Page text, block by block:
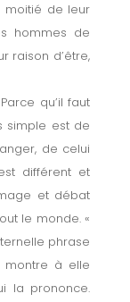
moitié de leur
hommes de
raison d’être,
qu’il faut
simple est de
de celui
différent et
et débat
le monde. «
phrase
à elle
la prononce.